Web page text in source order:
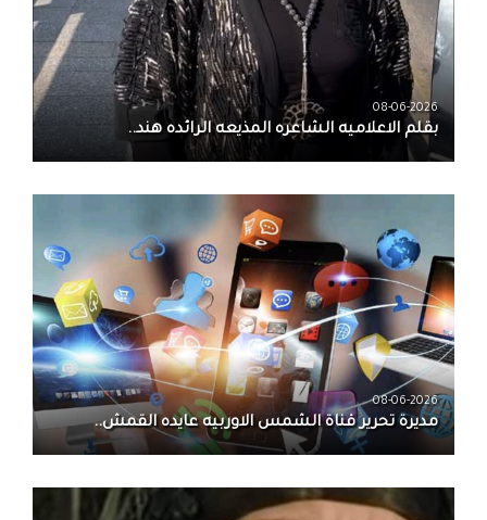
08-06-2026
بقلم الاعلاميه الشاعره المذيعه الرائده هند..
08-06-2026
مديرة تحرير قناة الشمس الاوربيه عايده القمش..